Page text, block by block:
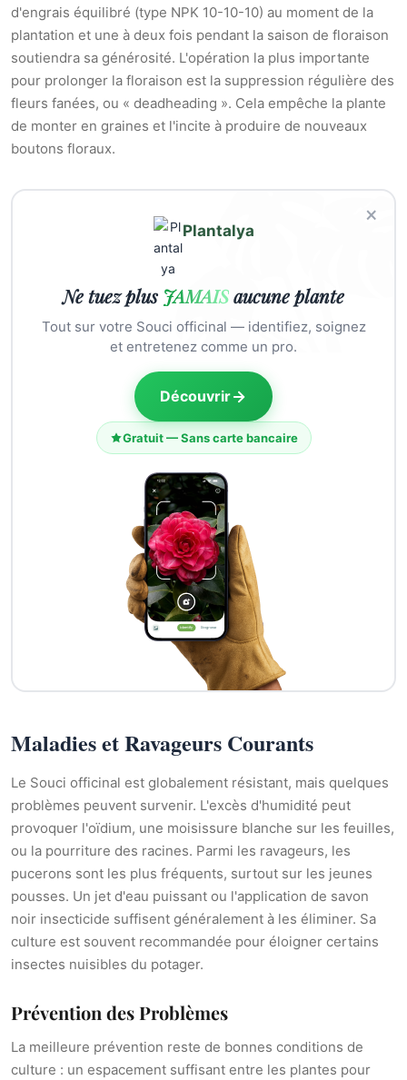
d'engrais équilibré (type NPK 10-10-10) au moment de la
plantation et une à deux fois pendant la saison de floraison
soutiendra sa générosité. L'opération la plus importante
pour prolonger la floraison est la suppression régulière des
fleurs fanées, ou « deadheading ». Cela empêche la plante
de monter en graines et l'incite à produire de nouveaux
boutons floraux.
×
Plantalya
Ne tuez plus JAMAISaucune plante
Tout sur votre Souci officinal — identifiez, soignez
et entretenez comme un pro.
Découvrir
Gratuit — Sans carte bancaire
Maladies et Ravageurs Courants
Le Souci officinal est globalement résistant, mais quelques
problèmes peuvent survenir. L'excès d'humidité peut
provoquer l'oïdium, une moisissure blanche sur les feuilles,
ou la pourriture des racines. Parmi les ravageurs, les
pucerons sont les plus fréquents, surtout sur les jeunes
pousses. Un jet d'eau puissant ou l'application de savon
noir insecticide suffisent généralement à les éliminer. Sa
culture est souvent recommandée pour éloigner certains
insectes nuisibles du potager.
Prévention des Problèmes
La meilleure prévention reste de bonnes conditions de
culture : un espacement suffisant entre les plantes pour